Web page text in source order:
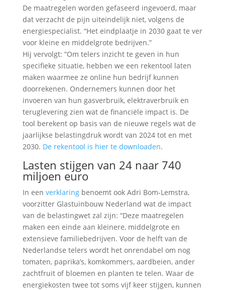
De maatregelen worden gefaseerd ingevoerd, maar
dat verzacht de pijn uiteindelijk niet, volgens de
energiespecialist. “Het eindplaatje in 2030 gaat te ver
voor kleine en middelgrote bedrijven.”
Hij vervolgt: “Om telers inzicht te geven in hun
specifieke situatie, hebben we een rekentool laten
maken waarmee ze online hun bedrijf kunnen
doorrekenen. Ondernemers kunnen door het
invoeren van hun gasverbruik, elektraverbruik en
teruglevering zien wat de financiële impact is. De
tool berekent op basis van de nieuwe regels wat de
jaarlijkse belastingdruk wordt van 2024 tot en met
2030. De rekentool is hier te downloaden.
Lasten stijgen van 24 naar 740
miljoen euro
In een verklaringbenoemt ook Adri Bom-Lemstra,
voorzitter Glastuinbouw Nederland wat de impact
van de belastingwet zal zijn: “Deze maatregelen
maken een einde aan kleinere, middelgrote en
extensieve familiebedrijven. Voor de helft van de
Nederlandse telers wordt het onrendabel om nog
tomaten, paprika’s, komkommers, aardbeien, ander
zachtfruit of bloemen en planten te telen. Waar de
energiekosten twee tot soms vijf keer stijgen, kunnen